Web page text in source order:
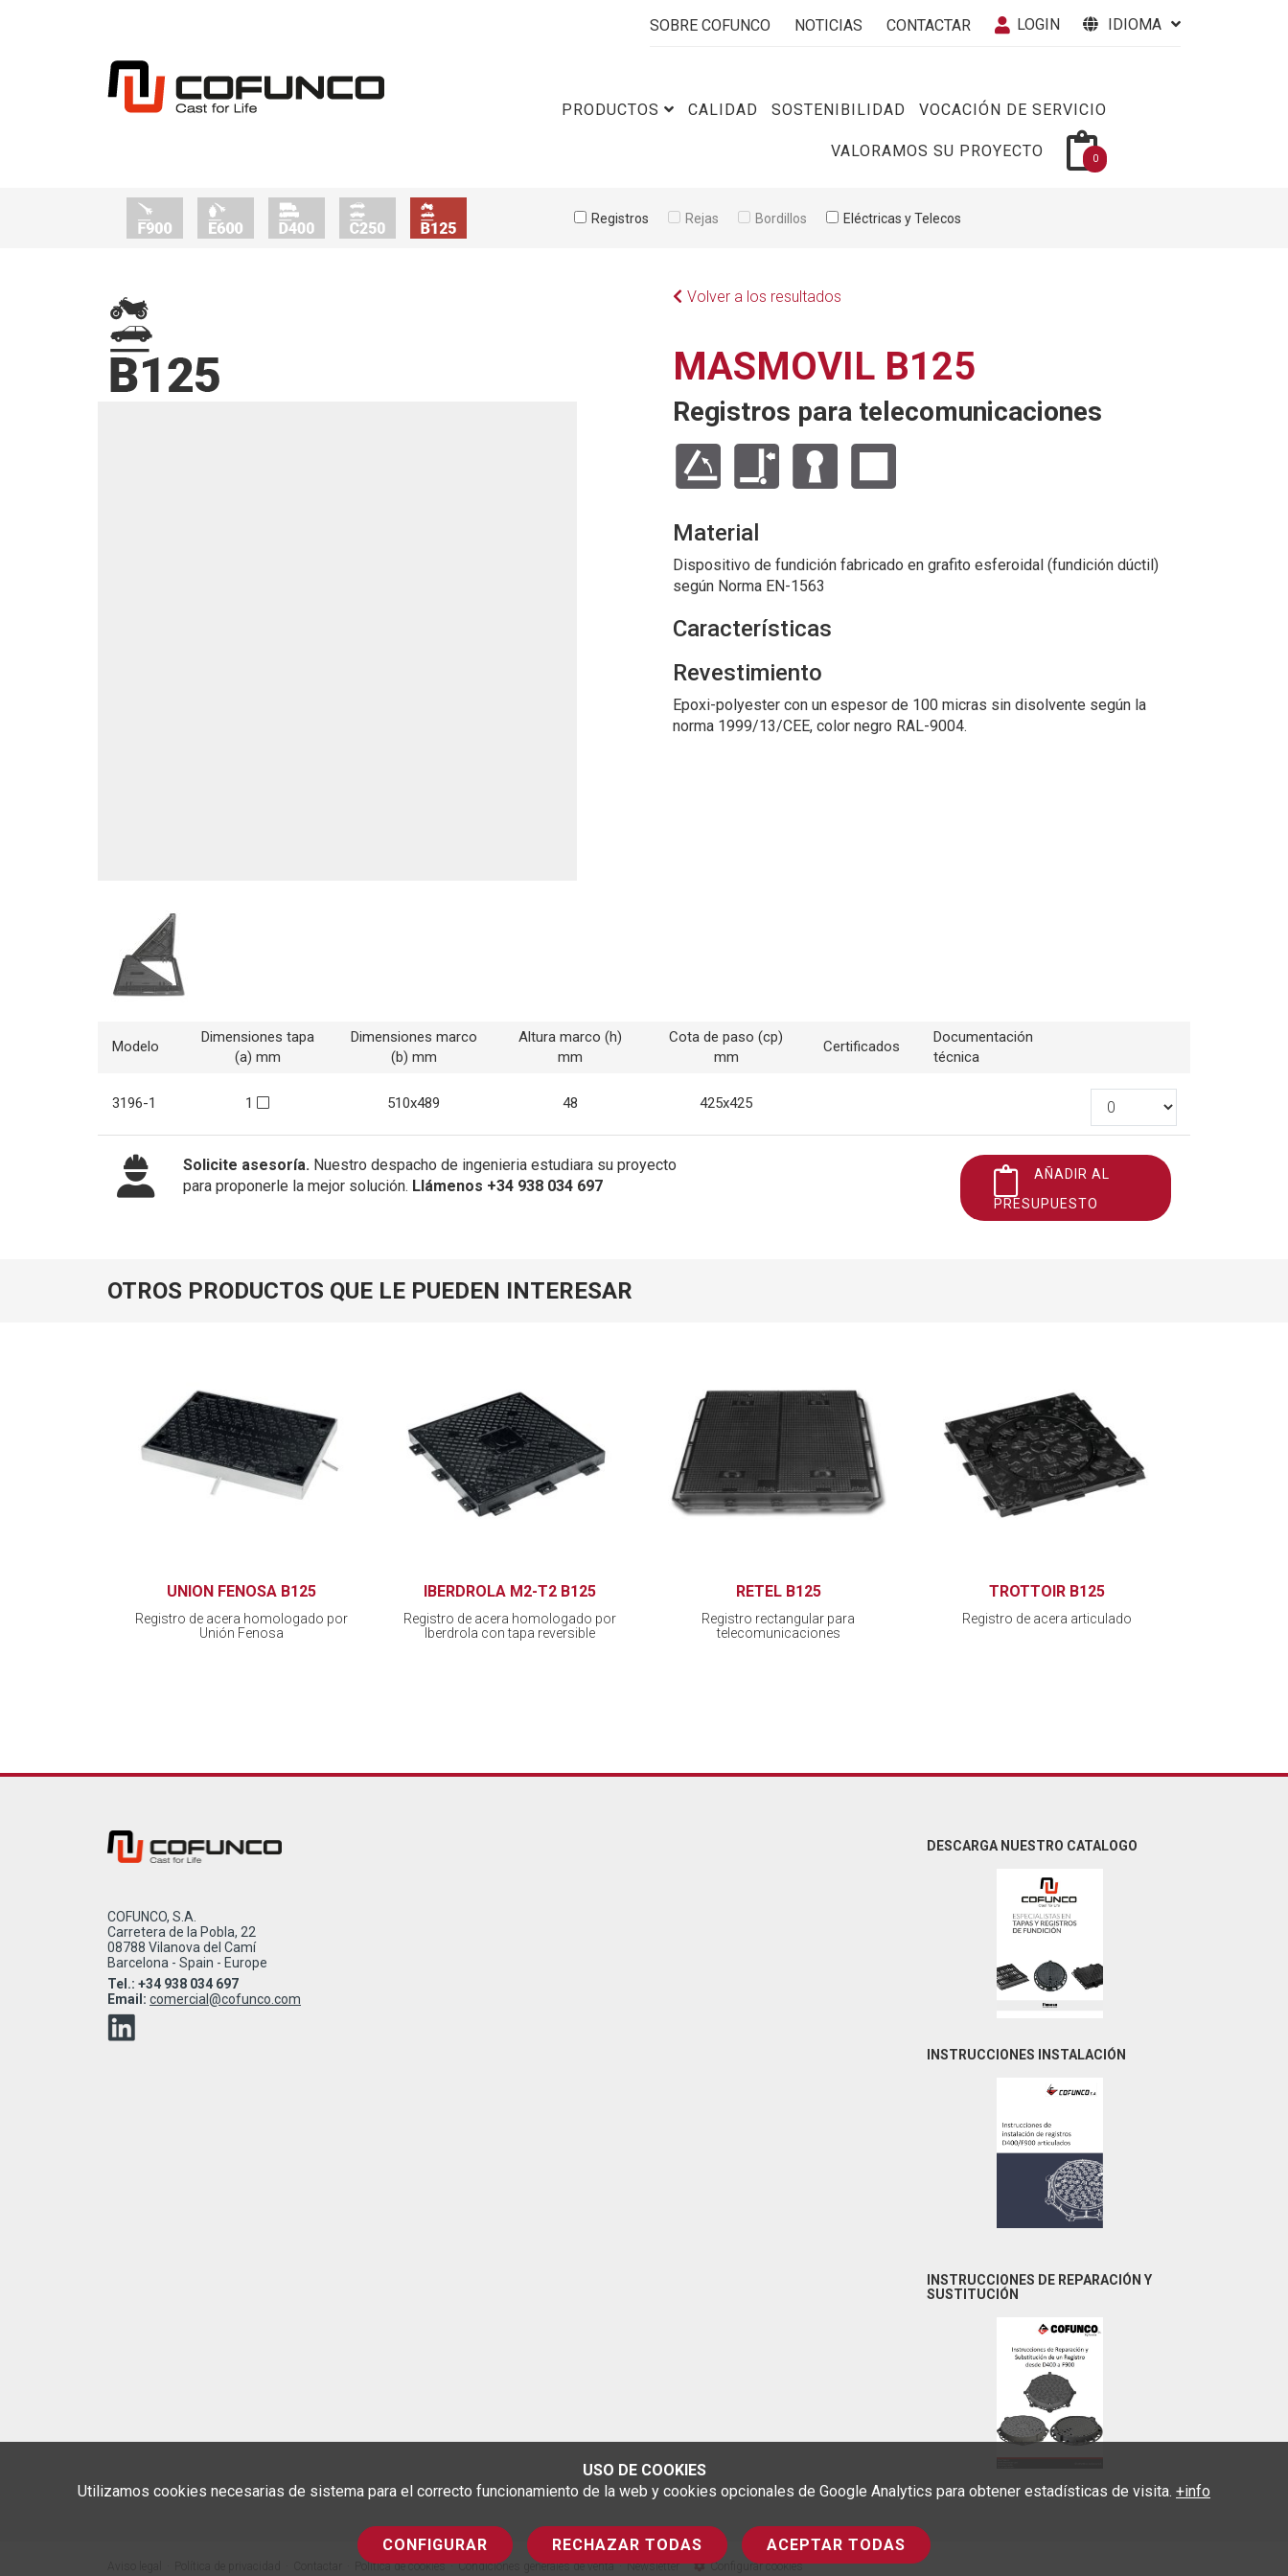
USO DE COOKIES
Utilizamos cookies necesarias de sistema para el correcto funcionamiento de la web y cookies opcionales de Google Analytics para obtener estadísticas de visita. +info
CONFIGURAR RECHAZAR TODAS ACEPTAR TODAS
SOBRE COFUNCO NOTICIAS CONTACTAR LOGIN IDIOMA
PRODUCTOS CALIDAD SOSTENIBILIDAD VOCACIÓN DE SERVICIO
VALORAMOS SU PROYECTO 0
Registros Rejas Bordillos Eléctricas y Telecos
Volver a los resultados
MASMOVIL B125
Registros para telecomunicaciones
Material
Dispositivo de fundición fabricado en grafito esferoidal (fundición dúctil)
según Norma EN-1563
Características
Revestimiento
Epoxi-polyester con un espesor de 100 micras sin disolvente según la
norma 1999/13/CEE, color negro RAL-9004.
Modelo
Dimensiones tapa
(a) mm
Dimensiones marco
(b) mm
Altura marco (h)
mm
Cota de paso (cp)
mm
Certificados
Documentación
técnica
3196-1 1 510x489 48 425x425
Solicite asesoría. Nuestro despacho de ingenieria estudiara su proyecto
para proponerle la mejor solución. Llámenos +34 938 034 697
AÑADIR AL
PRESUPUESTO
OTROS PRODUCTOS QUE LE PUEDEN INTERESAR
UNION FENOSA B125
Registro de acera homologado por
Unión Fenosa
IBERDROLA M2-T2 B125
Registro de acera homologado por
Iberdrola con tapa reversible
RETEL B125
Registro rectangular para
telecomunicaciones
TROTTOIR B125
Registro de acera articulado
COFUNCO, S.A.
Carretera de la Pobla, 22
08788 Vilanova del Camí
Barcelona - Spain - Europe
Tel.: +34 938 034 697
Email: comercial@cofunco.com
DESCARGA NUESTRO CATALOGO
INSTRUCCIONES INSTALACIÓN
INSTRUCCIONES DE REPARACIÓN Y
SUSTITUCIÓN
Política de cookies Condiciones generales de venta Newsletter Configurar cookies